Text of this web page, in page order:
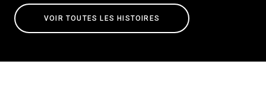
VOIR TOUTES LES HISTOIRES